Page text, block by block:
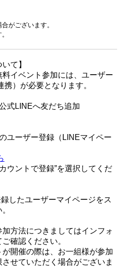
がございます。
て】
イベント参加には、ユーザー
）が必要となります。
式LINEへ友だち追加
ユーザー登録（LINEマイペー
ントで登録”を選択してくだ
したユーザーマイページをス
方法につきましてはインフォ
確認ください。
開催の際は、お一組様が参加
せていただく場合がございま